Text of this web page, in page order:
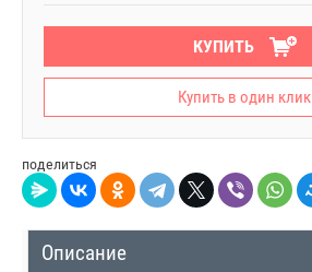
КУПИТЬ
Купить в один клик
поделиться
Описание